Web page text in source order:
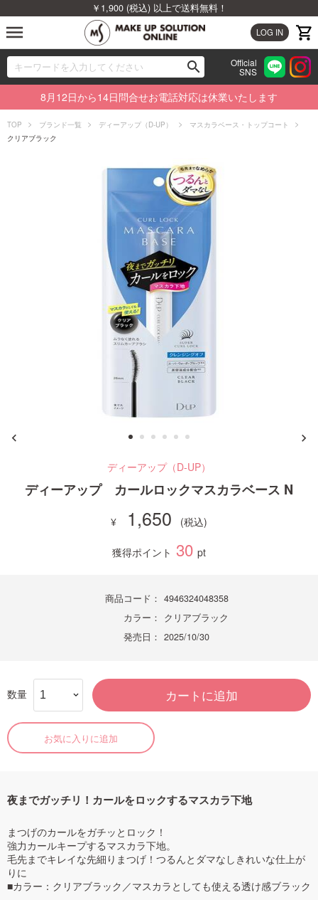
￥1,900 (税込) 以上で送料無料！
LOG IN
menu
search
00
Official
SNS
ブランドから探す
カテゴリから探す
ランキングから探す
ビューティジャーナルから探す
8月12日から14日問合せお電話対応は休業いたします
TOP ブランド一覧 ディーアップ（D-UP）
マスカラベース・トップコート
クリアブラック
ディーアップ（D-UP）
ディーアップ カールロックマスカラベース N
1,650
獲得ポイント 30 pt
商品コード： 4946324048358
カラー：
クリアブラック
発売日： 2025/10/30
数量 カートに追加
お気に入りに追加
夜までガッチリ！カールをロックするマスカラ下地
まつげのカールをガチッとロック！
強力カールキープするマスカラ下地。
毛先までキレイな先細りまつげ！つるんとダマなしきれいな仕上が
りに
■カラー：クリアブラック／マスカラとしても使える透け感ブラック